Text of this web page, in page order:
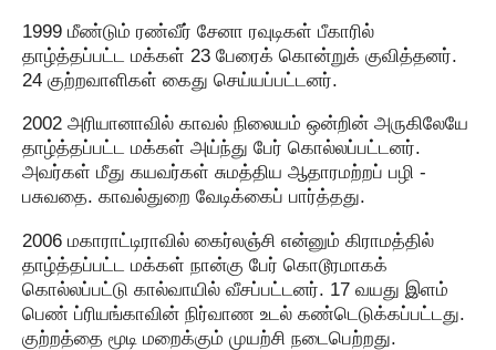
1999 மீண்டும் ரண்வீர் சேனா ரவுடிகள் பீகாரில்
தாழ்த்தப்பட்ட மக்கள் 23 பேரைக் கொன்றுக் குவித்தனர்.
24 குற்றவாளிகள் கைது செய்யப்பட்டனர்.
2002 அரியானாவில் காவல் நிலையம் ஒன்றின் அருகிலேயே
தாழ்த்தப்பட்ட மக்கள் அய்ந்து பேர் கொல்லப்பட்டனர்.
அவர்கள் மீது கயவர்கள் சுமத்திய ஆதாரமற்றப் பழி -
பசுவதை. காவல்துறை வேடிக்கைப் பார்த்தது.
2006 மகாராட்டிராவில் கைர்லஞ்சி என்னும் கிராமத்தில்
தாழ்த்தப்பட்ட மக்கள் நான்கு பேர் கொடூரமாகக்
கொல்லப்பட்டு கால்வாயில் வீசப்பட்டனர். 17 வயது இளம்
பெண் ப்ரியங்காவின் நிர்வாண உடல் கண்டெடுக்கப்பட்டது.
குற்றத்தை மூடி மறைக்கும் முயற்சி நடைபெற்றது.